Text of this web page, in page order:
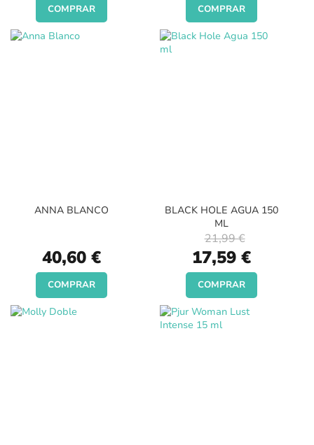
COMPRAR COMPRAR
ANNA BLANCO
40,60 €
COMPRAR
BLACK HOLE AGUA 150
ML
Special
Price
17,59 €
21,99 €
COMPRAR